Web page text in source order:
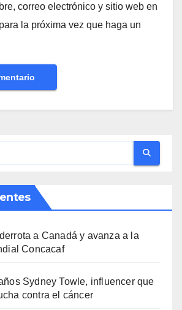
correo electrónico y sitio web en
la próxima vez que haga un
a Canadá y avanza a la
Concacaf
Sydney Towle, influencer que
contra el cáncer